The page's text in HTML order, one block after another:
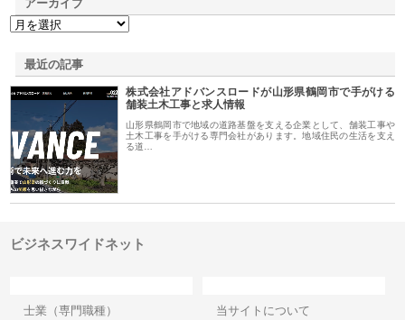
アーカイブ
最近の記事
株式会社アドバンスロードが山形県鶴岡市で手がける
舗装土木工事と求人情報
山形県鶴岡市で地域の道路基盤を支える企業として、舗装工事や
土木工事を手がける専門会社があります。地域住民の生活を支え
る道…
ビジネスワイドネット
士業（専門職種）
当サイトについて